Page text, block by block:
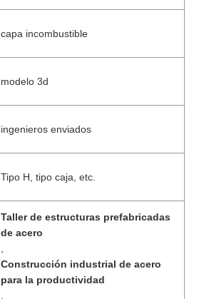
capa incombustible
modelo 3d
ingenieros enviados
Tipo H, tipo caja, etc.
Taller de estructuras prefabricadas
de acero
Construcción industrial de acero
para la productividad